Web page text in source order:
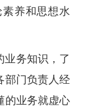
养和思想水
业务知识，了
部门负责人经
的业务就虚心